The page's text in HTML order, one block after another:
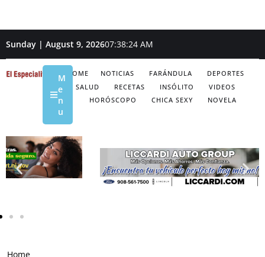
Sunday | August 9, 202607:38:25 AM
HOME NOTICIAS FARÁNDULA
DEPORTES
SALUD
RECETAS INSÓLITO
VIDEOS
HORÓSCOPO
CHICA SEXY NOVELA
M
e
n
u
Home